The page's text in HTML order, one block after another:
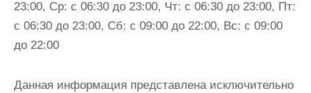
23:00, Ср: с 06:30 до 23:00, Чт: с 06:30 до 23:00, Пт:
с 06:30 до 23:00, Сб: с 09:00 до 22:00, Вс: с 09:00
до 22:00
Данная информация представлена исключительно